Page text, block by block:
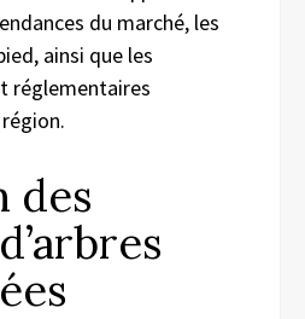
du marché, les
ainsi que les
réglementaires
des